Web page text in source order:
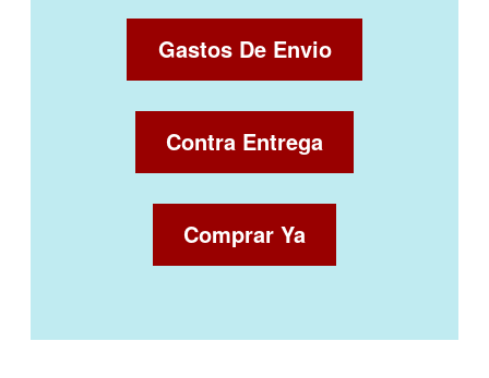
Gastos De Envio
Contra Entrega
Comprar Ya